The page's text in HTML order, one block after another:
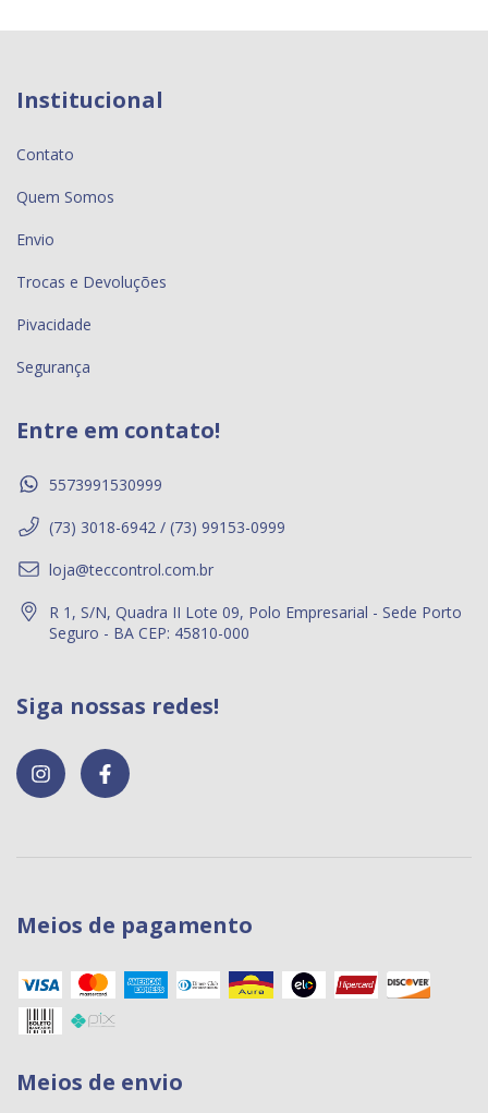
Institucional
Contato
Quem Somos
Envio
Trocas e Devoluções
Pivacidade
Segurança
Entre em contato!
5573991530999
(73) 3018-6942 / (73) 99153-0999
loja@teccontrol.com.br
R 1, S/N, Quadra II Lote 09, Polo Empresarial - Sede Porto
Seguro - BA CEP: 45810-000
Siga nossas redes!
Meios de pagamento
Meios de envio